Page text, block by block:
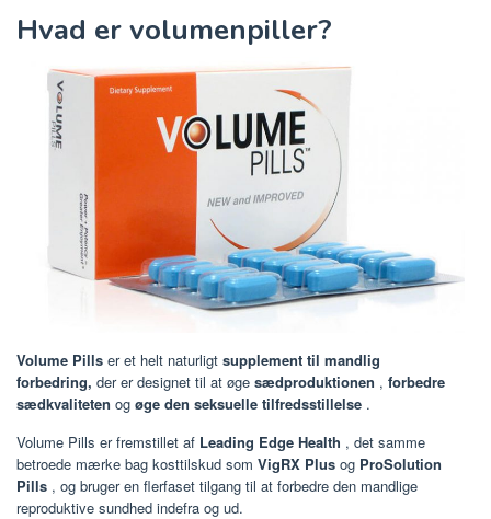
Hvad er volumenpiller?
Volume Pills er et helt naturligt supplement til mandlig
forbedring, der er designet til at øge sædproduktionen , forbedre
sædkvaliteten og øge den seksuelle tilfredsstillelse .
Volume Pills er fremstillet af Leading Edge Health , det samme
betroede mærke bag kosttilskud som VigRX Plus og ProSolution
Pills , og bruger en flerfaset tilgang til at forbedre den mandlige
reproduktive sundhed indefra og ud.